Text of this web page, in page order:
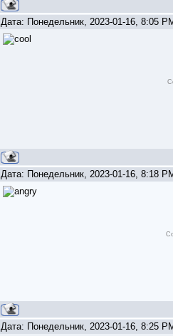
Дата: Понедельник, 2023-01-16, 8:05
Дата: Понедельник, 2023-01-16, 8:18
Дата: Понедельник, 2023-01-16, 8:25